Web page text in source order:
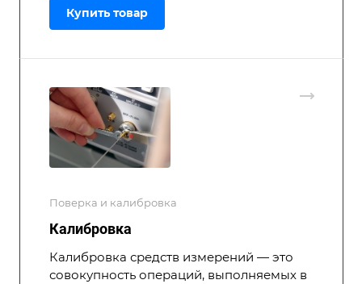
Купить товар
Поверка и калибровка
Калибровка
Калибровка средств измерений — это
совокупность операций, выполняемых в